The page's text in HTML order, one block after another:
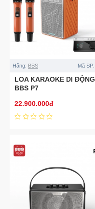
Hãng: BBS Mã SP:
LOA KARAOKE DI ĐỘNG
BBS P7
22.900.000đ